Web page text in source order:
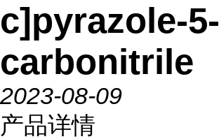
c]pyrazole-5-
carbonitrile
2023-08-09
产品详情